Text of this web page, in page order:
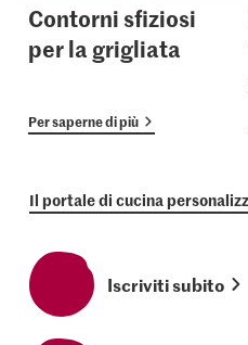
Contorni sfiziosi
per la grigliata
Per saperne di più
Il portale di cucina
Iscriviti subito